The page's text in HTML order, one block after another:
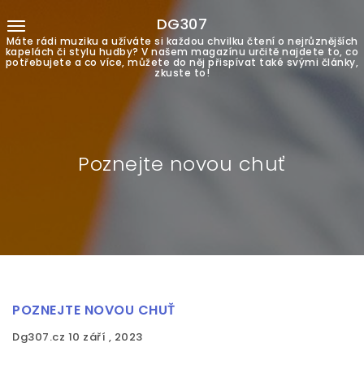
DG307
Máte rádi muziku a užíváte si každou chvilku čtení o nejrůznějších
kapelách či stylu hudby? V našem magazínu určitě najdete to, co
potřebujete a co více, můžete do něj přispívat také svými články,
zkuste to!
Poznejte novou chuť
POZNEJTE NOVOU CHUŤ
Dg307.cz 10 září , 2023